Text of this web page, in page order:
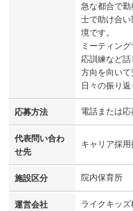
急な都合で
士で助け合
境です。
ミーティン
応訓練など
方向を向いて
日々の振り返
応募方法 電話または応
代表問い合わ
せ先
キャリア採
施設区分 院内保育所
運営会社 ライクキッズ